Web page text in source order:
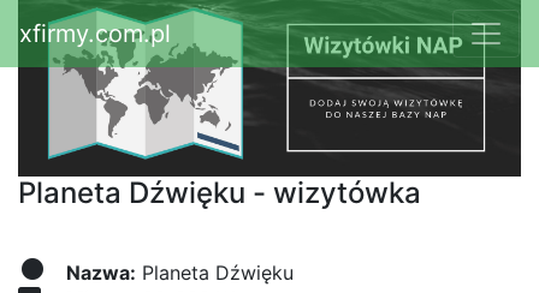
xfirmy.com.pl
Planeta Dźwięku - wizytówka
Nazwa: Planeta Dźwięku